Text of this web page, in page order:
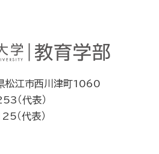
江市西川津町1060
（代表）
（代表）